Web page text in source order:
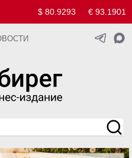
$ 80.9293 € 93.1901